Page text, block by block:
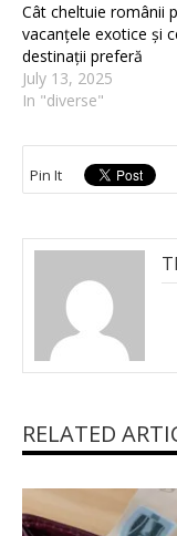
Cât cheltuie românii
vacanțele exotice și
destinații preferă
July 13, 2025
In "diverse"
Pin It
RELATED